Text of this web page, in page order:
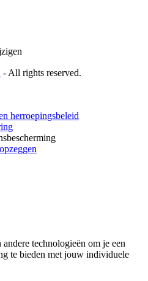
- All rights reserved.
herroepingsbeleid
technologieën om je een
te bieden met jouw individuele